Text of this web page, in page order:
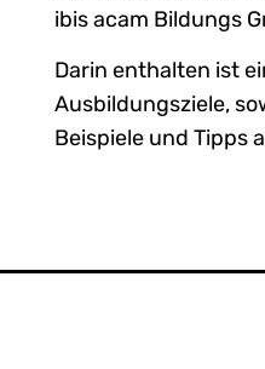
ibis acam Bildungs
Darin enthalten ist
Ausbildungsziele,
Beispiele und Tipps